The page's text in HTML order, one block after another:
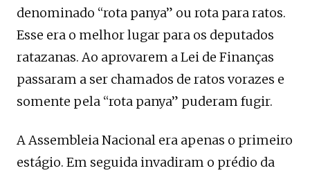
denominado “rota panya” ou rota para ratos.
Esse era o melhor lugar para os deputados
ratazanas. Ao aprovarem a Lei de Finanças
passaram a ser chamados de ratos vorazes e
somente pela “rota panya” puderam fugir.
A Assembleia Nacional era apenas o primeiro
estágio. Em seguida invadiram o prédio da